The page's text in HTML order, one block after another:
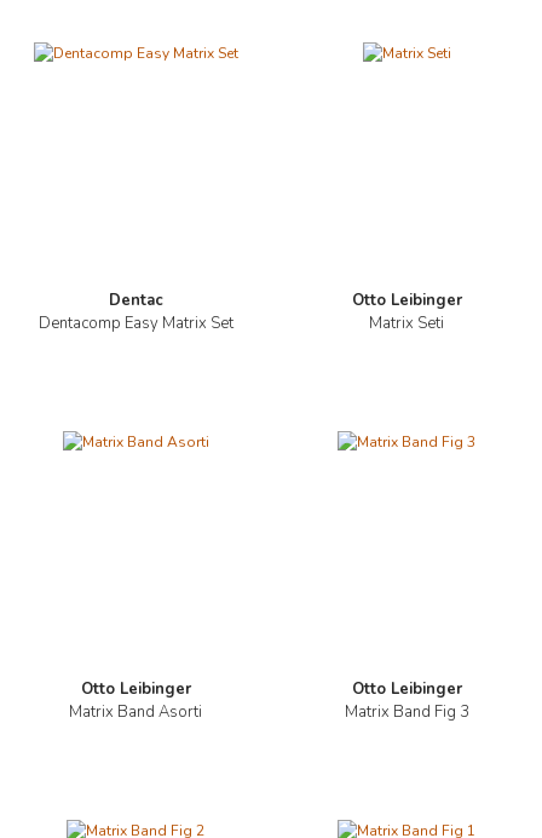
Dentac
Dentacomp Easy Matrix Set
Otto Leibinger
Matrix Seti
Otto Leibinger
Matrix Band Asorti
Otto Leibinger
Matrix Band Fig 3